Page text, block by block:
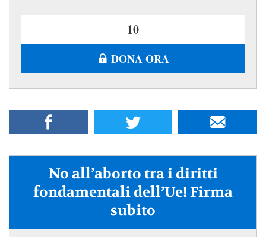
DONA ORA
No all’aborto tra i diritti
fondamentali dell’Ue! Firma
subito